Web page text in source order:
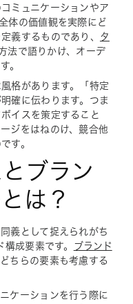
ミュニケーションやア
体の価値観を実際にど
義するものであり、 タ
法で語りかけ、オーデ
。
格があります。「特定
確に伝わります。つま
イスを策定すること
ジをはねのけ、競合他
す。
ブラン
は？
義として捉えられがち
成要素です。 ブランド
ちらの要素も考慮する
ケーションを行う際に